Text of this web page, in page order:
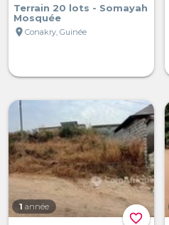
Terrain 20 lots - Somayah
Mosquée
location_on Conakry, Guinée
favorite_border
1 année